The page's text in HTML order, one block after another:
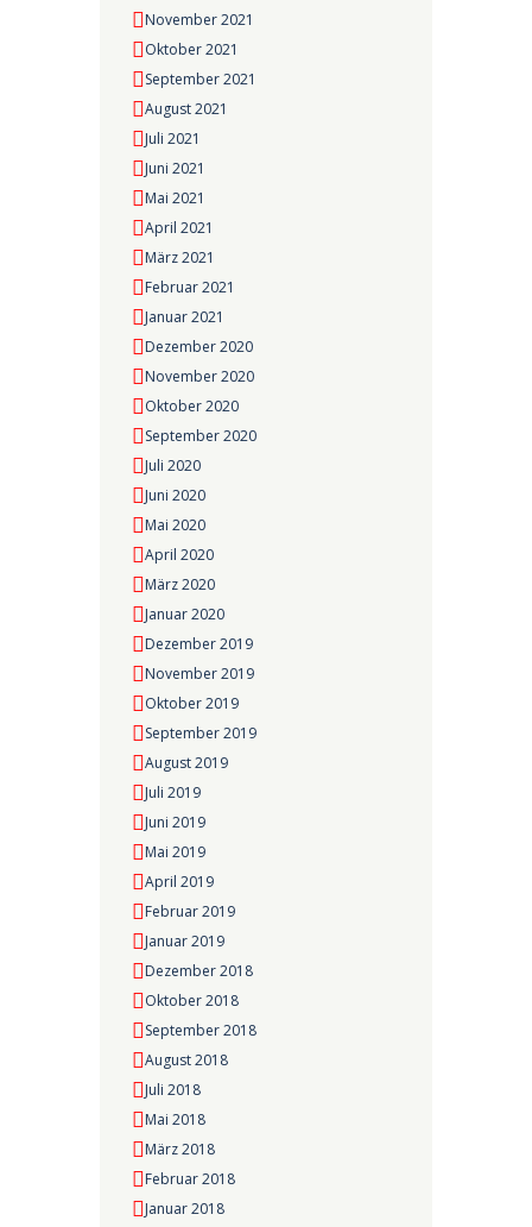
November 2021
Oktober 2021
September 2021
August 2021
Juli 2021
Juni 2021
Mai 2021
April 2021
März 2021
Februar 2021
Januar 2021
Dezember 2020
November 2020
Oktober 2020
September 2020
Juli 2020
Juni 2020
Mai 2020
April 2020
März 2020
Januar 2020
Dezember 2019
November 2019
Oktober 2019
September 2019
August 2019
Juli 2019
Juni 2019
Mai 2019
April 2019
Februar 2019
Januar 2019
Dezember 2018
Oktober 2018
September 2018
August 2018
Juli 2018
Mai 2018
März 2018
Februar 2018
Januar 2018